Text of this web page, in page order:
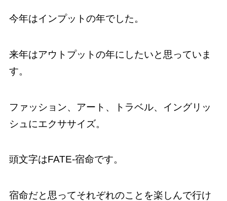
今年はインプットの年でした。
来年はアウトプットの年にしたいと思っていま
す。
ファッション、アート、トラベル、イングリッ
シュにエクササイズ。
頭文字はFATE-宿命です。
宿命だと思ってそれぞれのことを楽しんで行け